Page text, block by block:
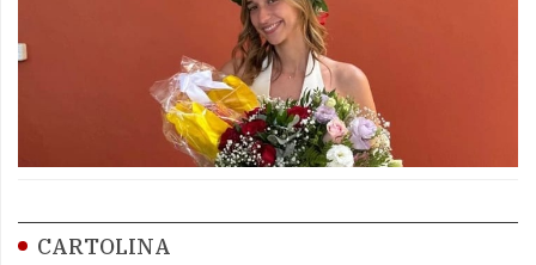
CARTOLINA